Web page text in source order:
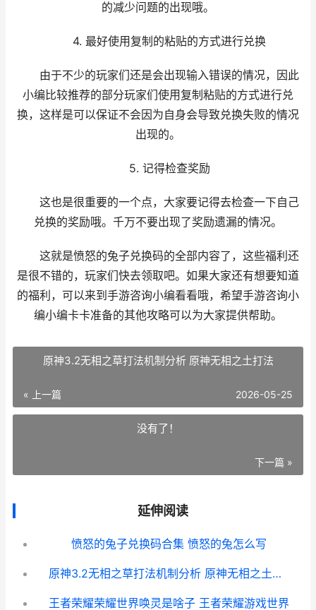
的减少问题的出现哦。
4. 最好使用复制的粘贴的方式进行兑换
由于不少的玩家们还是会出现输入错误的情况，因此
小编比较推荐的部分玩家们使用复制粘贴的方式进行兑
换，这样是可以保证不会因为自身会导致兑换失败的情况
出现的。
5. 记得检查奖励
这也是很重要的一个点，大家要记得去检查一下自己
兑换的奖励哦。千万不要出现了奖励遗漏的情况。
这就是愤怒的兔子兑换码的全部内容了，这些福利还
是很不错的，玩家们快去领取吧。如果大家还有想要知道
的福利，可以来到手游咨询小编看看哦，希望手游咨询小
编小编卡卡准备的其他攻略可以为大家提供帮助。
原神3.2无相之草打法机制分析 原神无相之土打法
« 上一篇 2026-05-25
没有了！
下一篇 »
延伸阅读
愤怒的兔子兑换码合集 愤怒的兔怎么写
原神3.2无相之草打法机制分析 原神无相之土打法
王者荣耀荣耀世界唤灵是啥子 王者荣耀游戏世界